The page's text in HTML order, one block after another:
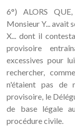
6°) ALORS
Monsieur Y... avait
X... dont il
provisoire
excessives pour
rechercher,
n'étaient pas de
provisoire, le
de base légale
procédure civile.